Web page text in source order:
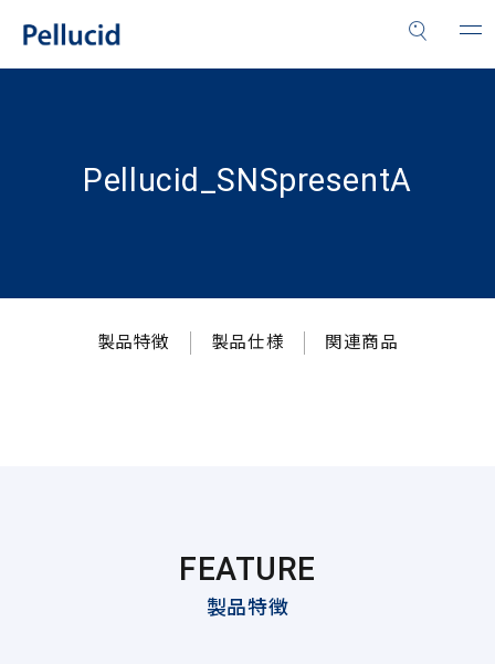
Pellucid_SNSpresentA
製品特徴 製品仕様 関連商品
FEATURE
製品特徴